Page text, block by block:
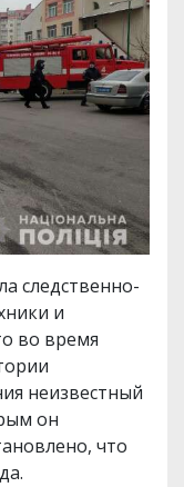
следственно-
и
во время
неизвестный
он
что